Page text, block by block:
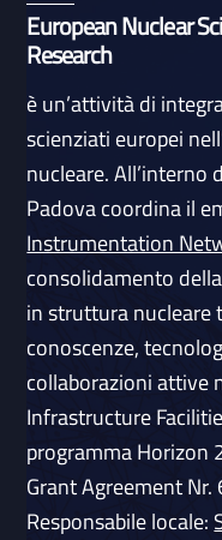
European Nuclear
Research
è un’attività di
scienziati europei
nucleare. All’interno
Padova coordina il
Instrumentation
consolidamento
in struttura nucleare
conoscenze,
collaborazioni attive
Infrastructure
programma Horizon
Grant Agreement
Responsabile locale: